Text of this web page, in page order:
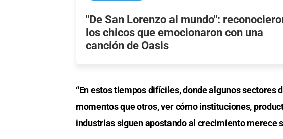
"De San Lorenzo al mundo":
los chicos que emocionaron con una
canción de Oasis
“En estos tiempos difíciles, donde algunos sectores
momentos que otros, ver cómo instituciones,
industrias siguen apostando al crecimiento merece